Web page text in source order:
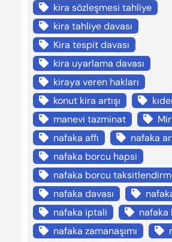
kira sözleşmesi tahliye
kira tahliye davası
Kira tespit davası
kira uyarlama davası
kiraya veren hakları
konut kira artışı
manevi tazminat
nafaka affı
nafaka
nafaka borcu hapsi
nafaka borcu
nafaka davası
nafaka iptali
nafaka
nafaka zamanaşımı